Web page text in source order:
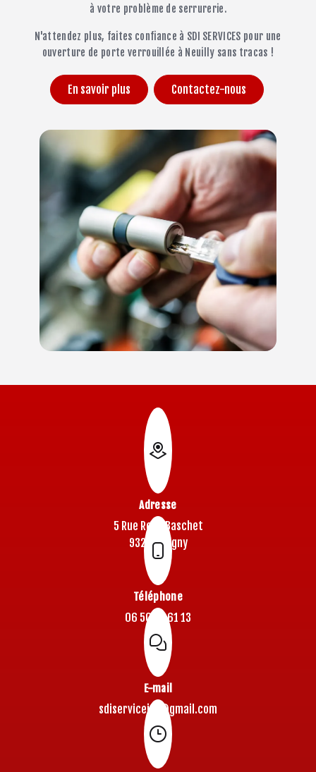
à votre problème de serrurerie.
N'attendez plus, faites confiance à SDI SERVICES pour une
ouverture de porte verrouillée à Neuilly sans tracas !
En savoir plus Contactez-nous
Adresse
5 Rue René Baschet
93220 Gagny
Téléphone
06 50 77 61 13
E-mail
sdiserviceidf@gmail.com